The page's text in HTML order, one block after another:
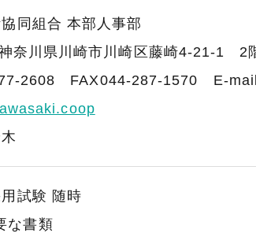
同組合 本部人事部
奈川県川崎市川崎区藤崎4-21-1 2
7-2608 FAX044-287-1570 E-mail
試験 随時
な書類